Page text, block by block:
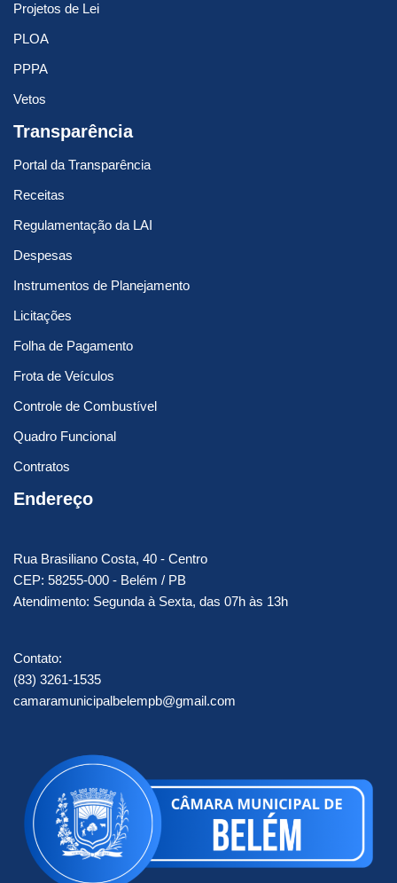
Projetos de Lei
PLOA
PPPA
Vetos
Transparência
Portal da Transparência
Receitas
Regulamentação da LAI
Despesas
Instrumentos de Planejamento
Licitações
Folha de Pagamento
Frota de Veículos
Controle de Combustível
Quadro Funcional
Contratos
Endereço
Rua Brasiliano Costa, 40 - Centro
CEP: 58255-000 - Belém / PB
Atendimento: Segunda à Sexta, das 07h às 13h
Contato:
(83) 3261-1535
camaramunicipalbelempb@gmail.com